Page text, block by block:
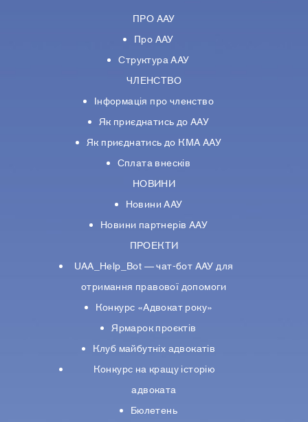
ПРО ААУ
Про ААУ
Структура ААУ
ЧЛЕНСТВО
Інформація про членство
Як приєднатись до ААУ
Як приєднатись до КМА ААУ
Сплата внесків
НОВИНИ
Новини ААУ
Новини партнерiв ААУ
ПРОЕКТИ
UAA_Help_Bot — чат-бот ААУ для
отримання правової допомоги
Конкурс «Адвокат року»
Ярмарок проєктів
Клуб майбутніх адвокатів
Конкурс на кращу історію
адвоката
Бюлетень